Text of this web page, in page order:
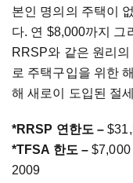
본인 명의의 주택이
다. 연 $8,000까지 그
RRSP와 같은 원리
로 주택구입을 위한
해 새로이 도입된 절
*RRSP 연한도 –
*TFSA 한도 – $7,000
2009